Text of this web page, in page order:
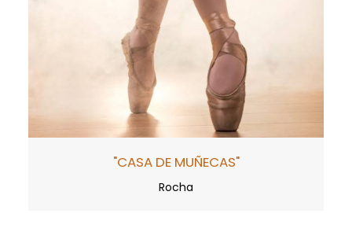
"CASA DE MUÑECAS"
Rocha